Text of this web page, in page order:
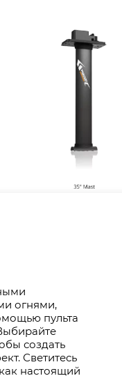
огнями,
пульта
создать
Светитесь
настоящий